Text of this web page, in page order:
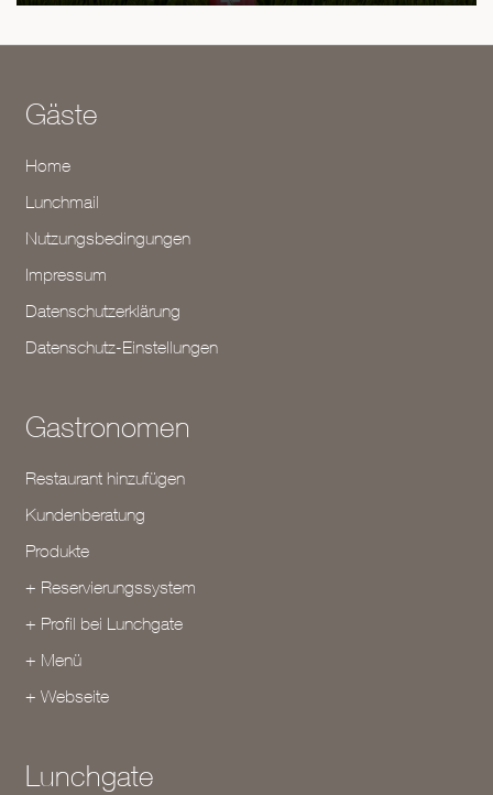
Gäste
Home
Lunchmail
Nutzungsbedingungen
Impressum
Datenschutzerklärung
Datenschutz-Einstellungen
Gastronomen
Restaurant hinzufügen
Kundenberatung
Produkte
+ Reservierungssystem
+ Profil bei Lunchgate
+ Menü
+ Webseite
Lunchgate